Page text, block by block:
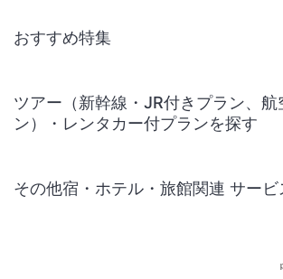
おすすめ特集
ツアー（新幹線・JR付きプラン、航
ン）・レンタカー付プランを探す
その他宿・ホテル・旅館関連 サービ